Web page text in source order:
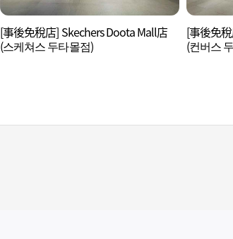
[事後免稅店] Skechers Doota Mall店
(스케쳐스 두타몰점)
[事後免
(컨버스